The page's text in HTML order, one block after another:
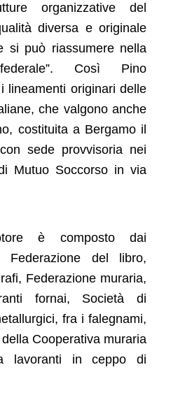
organizzative del
diversa e originale
si può riassumere nella
Così Pino
lineamenti originari delle
che valgono anche
costituita a Bergamo il
sede provvisoria nei
Mutuo Soccorso in via
è composto dai
Federazione del libro,
Federazione muraria,
fornai, Società di
fra i falegnami,
Cooperativa muraria
lavoranti in ceppo di